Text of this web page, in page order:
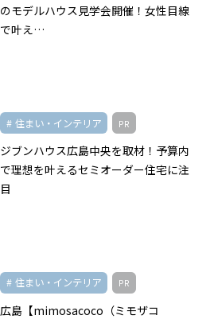
のモデルハウス見学会開催！女性目線
で叶え…
住まい・インテリア PR
ジブンハウス広島中央を取材！予算内
で理想を叶えるセミオーダー住宅に注
目
住まい・インテリア PR
広島【mimosacoco（ミモザコ